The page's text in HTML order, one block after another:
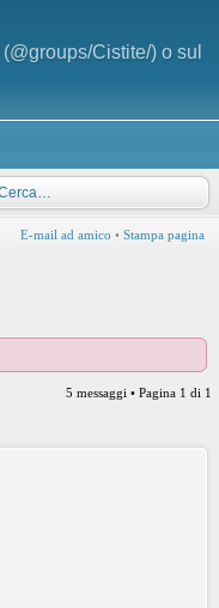
Cistite/) o sul
E-mail ad amico • Stampa pagina
5 messaggi • Pagina 1 di 1